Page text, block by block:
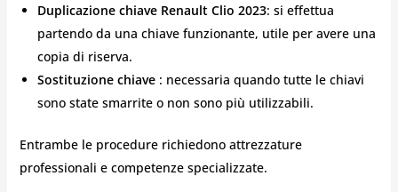
Duplicazione chiave Renault Clio 2023: si effettua
partendo da una chiave funzionante, utile per avere una
copia di riserva.
Sostituzione chiave : necessaria quando tutte le chiavi
sono state smarrite o non sono più utilizzabili.
Entrambe le procedure richiedono attrezzature
professionali e competenze specializzate.